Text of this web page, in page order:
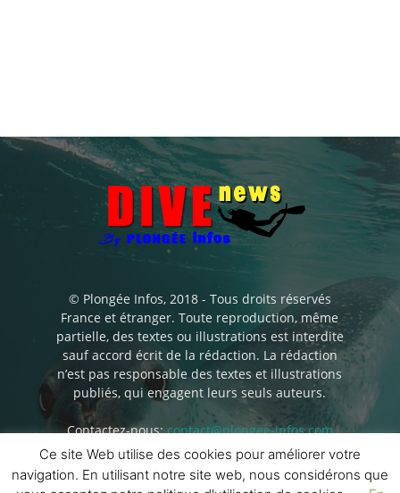
© Plongée Infos, 2018 - Tous droits réservés
France et étranger. Toute reproduction, même
partielle, des textes ou illustrations est interdite
sauf accord écrit de la rédaction. La rédaction
n’est pas responsable des textes et illustrations
publiés, qui engagent leurs seuls auteurs.
Contactez-nous:contact@plongee-infos.com
Ce site Web utilise des cookies pour améliorer votre
navigation. En utilisant notre site web, nous considérons que